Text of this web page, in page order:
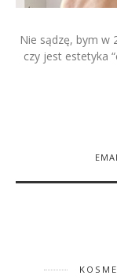
Nie sądzę, bym w
czy jest estetyka